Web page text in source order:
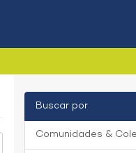
Buscar por
Comunidades &